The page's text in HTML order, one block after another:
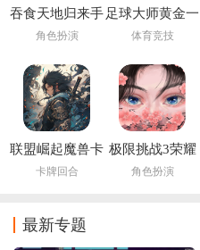
吞食天地归来手
游
角色扮演
足球大师黄金一
代九游版
体育竞技
联盟崛起魔兽卡
牌手游
卡牌回合
极限挑战3荣耀
之战手游
角色扮演
最新专题